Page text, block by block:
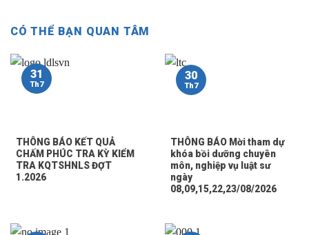
CÓ THỂ BẠN QUAN TÂM
THÔNG BÁO KẾT QUẢ
CHẤM PHÚC TRA KỲ KIỂM
TRA KQTSHNLS ĐỢT
1.2026
31
Th7
THÔNG BÁO Mời tham dự
khóa bồi dưỡng chuyên
môn, nghiệp vụ luật sư
ngày
08,09,15,22,23/08/2026
30
Th7